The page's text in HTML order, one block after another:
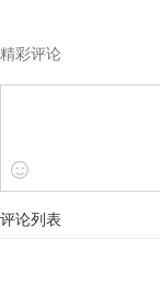
精彩评论
评论列表